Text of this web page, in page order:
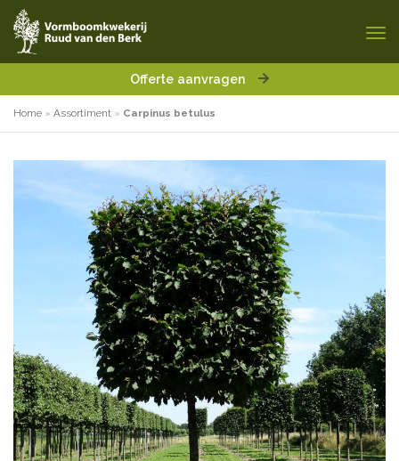
Offerte aanvragen
Home » Assortiment » Carpinus betulus